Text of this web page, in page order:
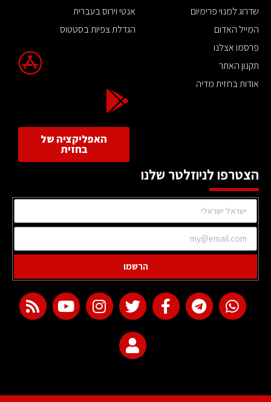
שדרוג למנוי פרימיום
המייל האדום
פרסמו אצלנו
תקנון האתר
אודות בחזית מדיה
אנטי וירוס בעברית
הגדלת צפיות בסטטוס
האפליקציה של
בחזית
הצטרפו לניוזלטר שלנו
הרשמו